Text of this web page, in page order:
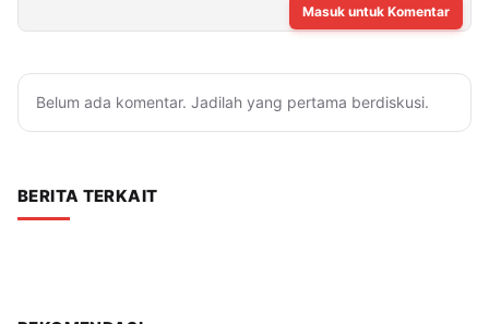
Masuk untuk Komentar
Belum ada komentar. Jadilah yang pertama berdiskusi.
BERITA TERKAIT